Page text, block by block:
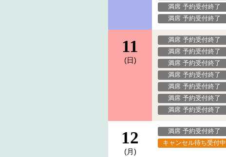
満席 予約受付終了
満席 予約受付終了
11
(日)
満席 予約受付終了
満席 予約受付終了
満席 予約受付終了
満席 予約受付終了
満席 予約受付終了
満席 予約受付終了
満席 予約受付終了
12
(月)
満席 予約受付終了
キャンセル待ち受付中